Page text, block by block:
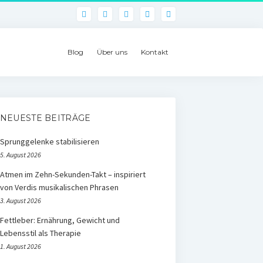
phone
Blog Über uns Kontakt
NEUESTE BEITRÄGE
Sprunggelenke stabilisieren
5. August 2026
Atmen im Zehn-Sekunden-Takt – inspiriert
von Verdis musikalischen Phrasen
3. August 2026
Fettleber: Ernährung, Gewicht und
Lebensstil als Therapie
1. August 2026